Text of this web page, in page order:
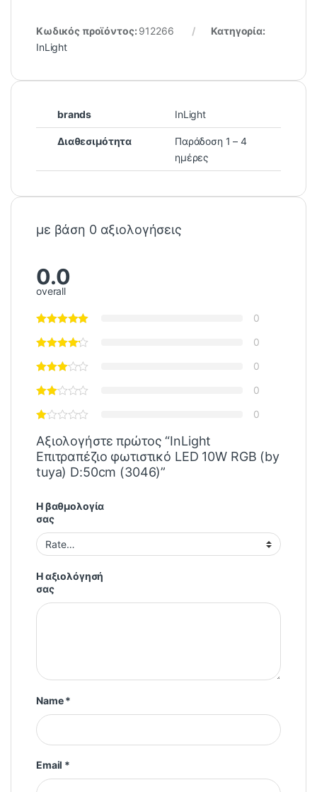
Κωδικός προϊόντος: 912266
Κατηγορία:
InLight
brands InLight
Διαθεσιμότητα
Παράδοση 1 – 4
ημέρες
με βάση 0 αξιολογήσεις
0.0
overall
0
0
0
0
0
Αξιολογήστε πρώτος “InLight
Επιτραπέζιο φωτιστικό LED 10W RGB (by
tuya) D:50cm (3046)”
Η βαθμολογία
σας
Η αξιολόγησή
σας
Name*
Email *